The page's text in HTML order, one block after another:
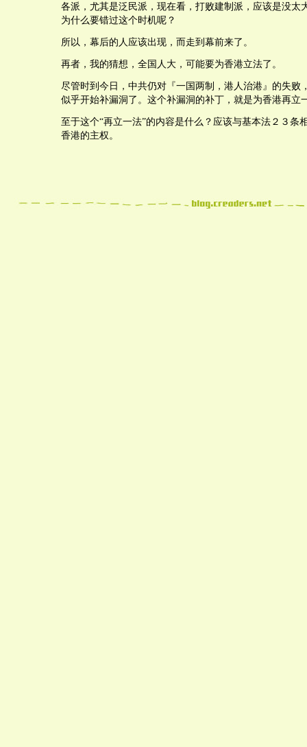
各派，尤其是泛民派，现在看，打败建制派，应该是没太
为什么要错过这个时机呢？
所以，幕后的人应该出现，而走到幕前来了。
再者，我的猜想，全国人大，可能要为香港立法了。
尽管时到今日，中共仍对『一国两制，港人治港』的失败
似乎开始补漏洞了。这个补漏洞的补丁，就是为香港再立
至于这个“再立一法”的内容是什么？应该与基本法２３条
香港的主权。